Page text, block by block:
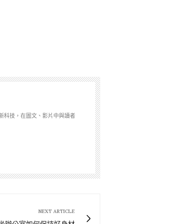
科技，在圖文、影片中與讀者
NEXT ARTICLE